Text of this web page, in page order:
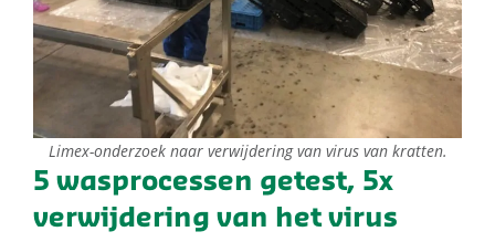
Limex-onderzoek naar verwijdering van virus van kratten.
5 wasprocessen getest, 5x
verwijdering van het virus